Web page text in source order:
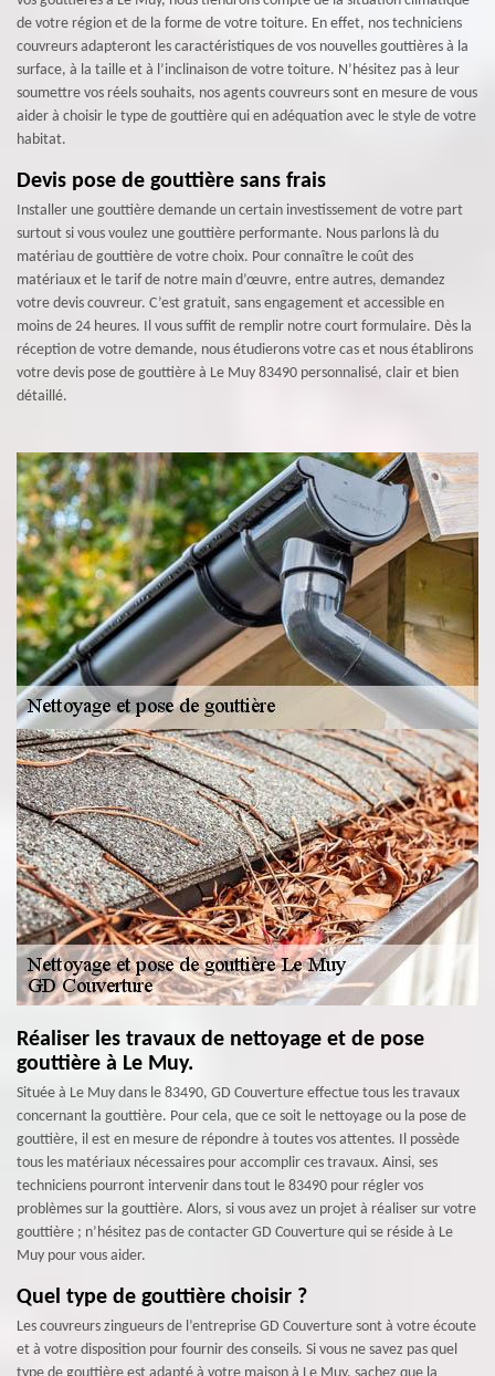
de votre région et de la forme de votre toiture. En effet, nos techniciens
couvreurs adapteront les caractéristiques de vos nouvelles gouttières à la
surface, à la taille et à l’inclinaison de votre toiture. N’hésitez pas à leur
soumettre vos réels souhaits, nos agents couvreurs sont en mesure de vous
aider à choisir le type de gouttière qui en adéquation avec le style de votre
habitat.
Devis pose de gouttière sans frais
Installer une gouttière demande un certain investissement de votre part
surtout si vous voulez une gouttière performante. Nous parlons là du
matériau de gouttière de votre choix. Pour connaître le coût des
matériaux et le tarif de notre main d’œuvre, entre autres, demandez
votre devis couvreur. C’est gratuit, sans engagement et accessible en
moins de 24 heures. Il vous suffit de remplir notre court formulaire. Dès la
réception de votre demande, nous étudierons votre cas et nous établirons
votre devis pose de gouttière à Le Muy 83490 personnalisé, clair et bien
détaillé.
Réaliser les travaux de nettoyage et de pose
gouttière à Le Muy.
Située à Le Muy dans le 83490, GD Couverture effectue tous les travaux
concernant la gouttière. Pour cela, que ce soit le nettoyage ou la pose de
gouttière, il est en mesure de répondre à toutes vos attentes. Il possède
tous les matériaux nécessaires pour accomplir ces travaux. Ainsi, ses
techniciens pourront intervenir dans tout le 83490 pour régler vos
problèmes sur la gouttière. Alors, si vous avez un projet à réaliser sur votre
gouttière ; n’hésitez pas de contacter GD Couverture qui se réside à Le
Muy pour vous aider.
Quel type de gouttière choisir ?
Les couvreurs zingueurs de l’entreprise GD Couverture sont à votre écoute
et à votre disposition pour fournir des conseils. Si vous ne savez pas quel